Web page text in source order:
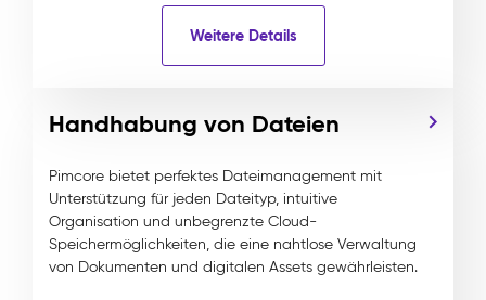
Weitere Details
Handhabung von Dateien
Pimcore bietet perfektes Dateimanagement mit
Unterstützung für jeden Dateityp, intuitive
Organisation und unbegrenzte Cloud-
Speichermöglichkeiten, die eine nahtlose Verwaltung
von Dokumenten und digitalen Assets gewährleisten.